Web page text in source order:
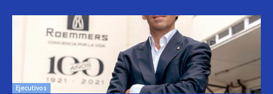
Ejecutivos